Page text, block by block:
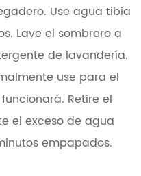
Use agua tibia
Lave el sombrero a
de lavandería.
use para el
Retire el
el exceso de agua
empapados.